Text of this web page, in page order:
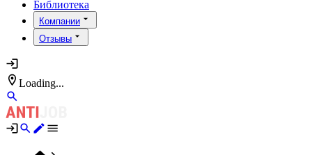
Библиотека
Компании
Отзывы
Loading...